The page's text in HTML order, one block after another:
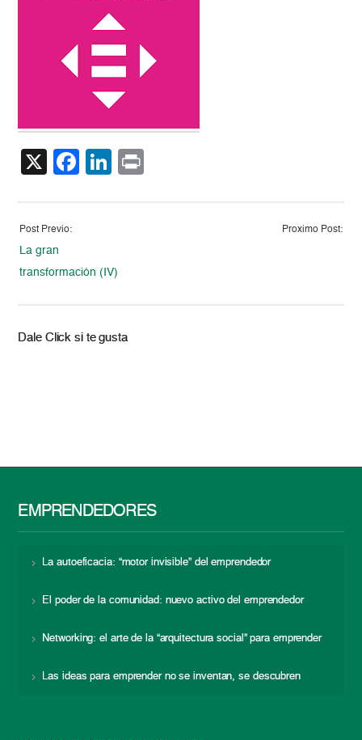
X Facebook
LinkedIn
Post Previo:
La gran
transformación (IV)
Proximo Post:
Dale Click si te gusta
EMPRENDEDORES
La autoeficacia: “motor invisible” del emprendedor
El poder de la comunidad: nuevo activo del emprendedor
Networking: el arte de la “arquitectura social” para emprender
Las ideas para emprender no se inventan, se descubren